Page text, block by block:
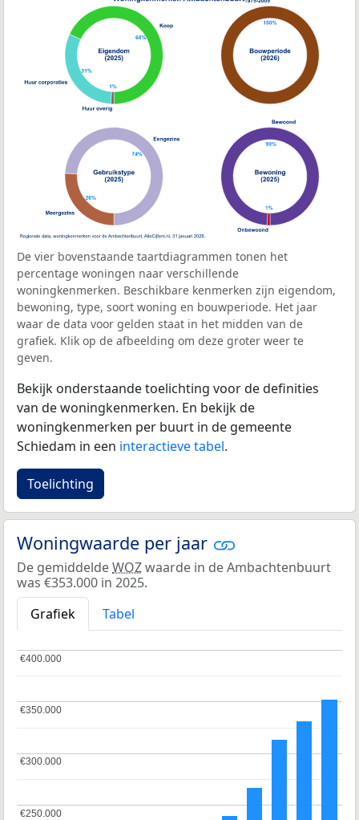
De vier bovenstaande taartdiagrammen tonen het
percentage woningen naar verschillende
woningkenmerken. Beschikbare kenmerken zijn eigendom,
bewoning, type, soort woning en bouwperiode. Het jaar
waar de data voor gelden staat in het midden van de
grafiek. Klik op de afbeelding om deze groter weer te
geven.
Bekijk onderstaande toelichting voor de definities
van de woningkenmerken. En bekijk de
woningkenmerken per buurt in de gemeente
Schiedam in een interactieve tabel.
Toelichting
Woningwaarde per jaar
De gemiddeldeWOZwaarde in de Ambachtenbuurt
was €353.000 in 2025.
Grafiek
Tabel
€250.000
€250.000
€300.000
€300.000
€350.000
€350.000
€400.000
€400.000